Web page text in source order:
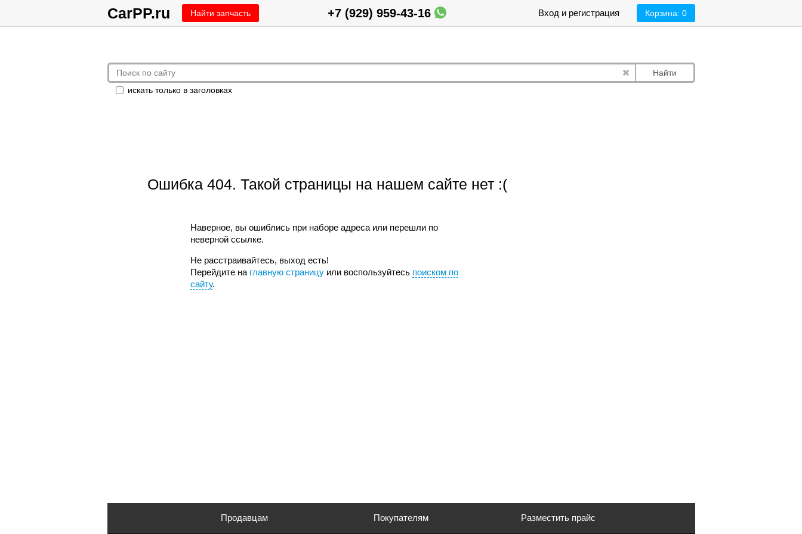
CarPP.ru Найти запчасть Корзина: 0
Вход и регистрация
+7 (929) 959-43-16
Найти
искать только в заголовках
Ошибка 404. Такой страницы на нашем сайте нет :(
Наверное, вы ошиблись при наборе адреса или перешли по
неверной ссылке.
Не расстраивайтесь, выход есть!
Перейдите на главную страницуили воспользуйтесь поиском по
сайту.
Продавцам Покупателям Разместить прайс